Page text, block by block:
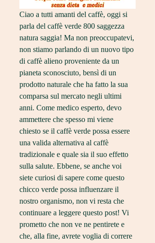
Ciao a tutti amanti del caffè, oggi si
parla del caffè verde 800 saggezza
natura saggia! Ma non preoccupatevi,
non stiamo parlando di un nuovo tipo
di caffè alieno proveniente da un
pianeta sconosciuto, bensì di un
prodotto naturale che ha fatto la sua
comparsa sul mercato negli ultimi
anni. Come medico esperto, devo
ammettere che spesso mi viene
chiesto se il caffè verde possa essere
una valida alternativa al caffè
tradizionale e quale sia il suo effetto
sulla salute. Ebbene, se anche voi
siete curiosi di sapere come questo
chicco verde possa influenzare il
nostro organismo, non vi resta che
continuare a leggere questo post! Vi
prometto che non ve ne pentirete e
che, alla fine, avrete voglia di correre